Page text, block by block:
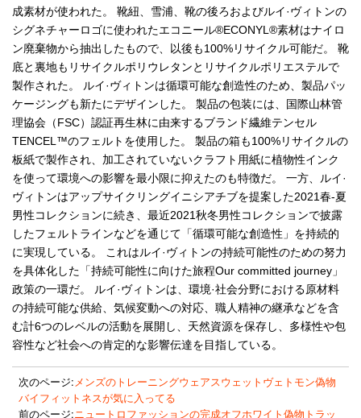
成素材が使われた。 靴紐、雪浦、靴の後ろおよびルイ·ヴィトンの
シグネチャーロゴに使われたエコニール®ECONYL®素材はナイロ
ン廃棄物から抽出したもので、以後も100%リサイクル可能だ。 靴
底と裏地もリサイクルポリウレタンとリサイクルポリエステルで
製作された。 ルイ·ヴィトンは循環可能な創造性のため、製品パッ
ケージングも新たにデザインした。 製品の包装には、国際山林管
理協会（FSC）認証再生林に由来するブランド繊維テンセル
TENCEL™のフェルトを使用した。 製品の箱も100%リサイクルの
板紙で製作され、加工されていないクラフト用紙に植物性インク
を使って環境への影響を最小限に抑えたのも特徴だ。 一方、ルイ·
ヴィトンはアップサイクリングイニシアチブを提案した2021春-夏
男性コレクションに続き、最近2021秋冬男性コレクションで披露
したフェルトラインなどを通じて「循環可能な創造性」を持続的
に実現している。 これはルイ·ヴィトンの持続可能性のための努力
を具体化した「持続可能性に向けた旅程Our committed journey」
政策の一環だ。 ルイ·ヴィトンは、環境·社会分野における原材料
の持続可能な供給、気候変動への対応、職人精神の継承などを含
む計6つのレベルの活動を展開し、天然資源を保存し、多様性や包
容性など社会への肯定的な影響伝達を目指している。
次のページ: メンズのトレーニングウェアスウェットヴェトモン偽物
バイフィットネスが気に入ってる
前のページ:ニュートロファッションの完成オフホワイト偽物トラッ